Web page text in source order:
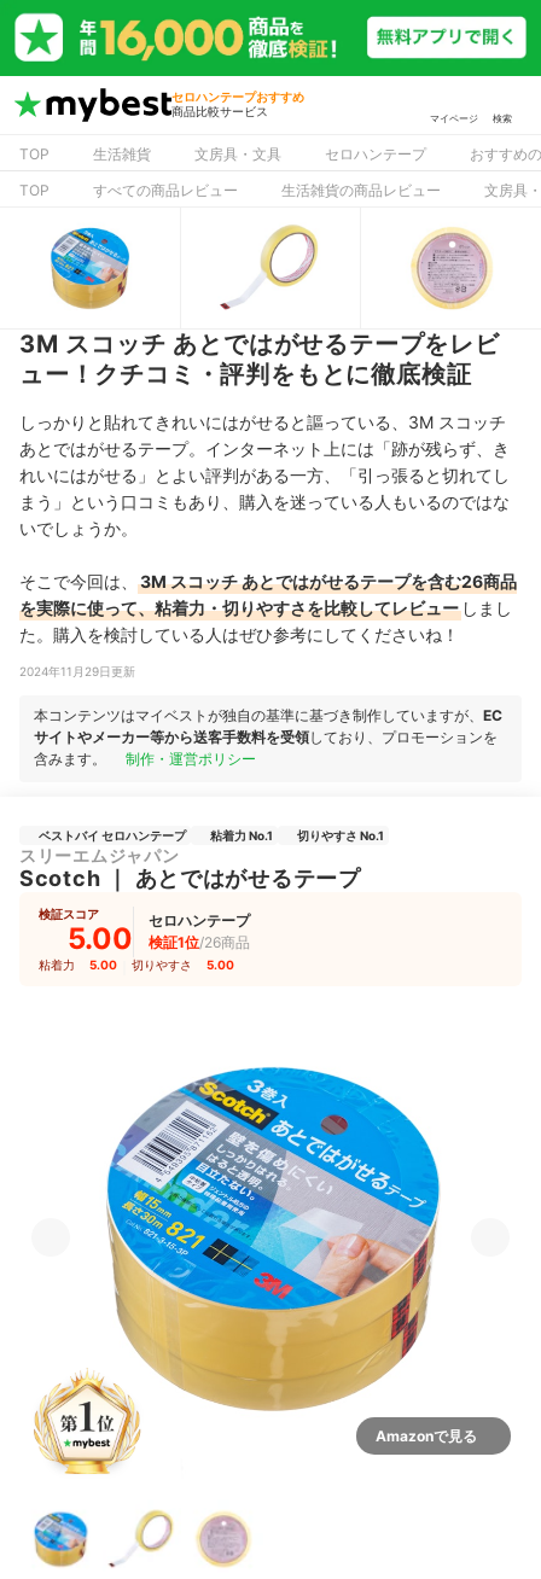
セロハンテープおすすめ
商品比較サービス
マイページ 検索
TOP 生活雑貨 文房具・文具 セロハンテープ
おすすめ
TOP
すべての商品レビュー 生活雑貨の商品レビュー 文房具
3M スコッチ あとではがせるテープをレビ
ュー！クチコミ・評判をもとに徹底検証
しっかりと貼れてきれいにはがせると謳っている、3M スコッチ
あとではがせるテープ。インターネット上には「跡が残らず、き
れいにはがせる」とよい評判がある一方、「引っ張ると切れてし
まう」という口コミもあり、購入を迷っている人もいるのではな
いでしょうか。
そこで今回は、
3M スコッチ あとではがせるテープを含む26商品
を実際に使って、粘着力・切りやすさを比較してレビュー しまし
た。購入を検討している人はぜひ参考にしてくださいね！
2024年11月29日更新
本コンテンツはマイベストが独自の基準に基づき制作していますが、 EC
サイトやメーカー等から送客手数料を受領しており、プロモーションを
含みます。
制作・運営ポリシー
ベストバイ セロハンテープ 粘着力 No.1 切りやすさ No.1
スリーエムジャパン
Scotch あとではがせるテープ
検証スコア
5.00
セロハンテープ
検証1位/26商品
粘着力 5.00 切りやすさ 5.00
Amazonで見る